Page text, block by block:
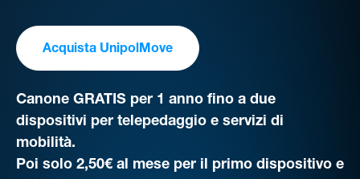
Acquista UnipolMove
Canone GRATIS per 1 anno fino a due
dispositivi per telepedaggio e servizi di
mobilità.
Poi solo 2,50€ al mese per il primo dispositivo e